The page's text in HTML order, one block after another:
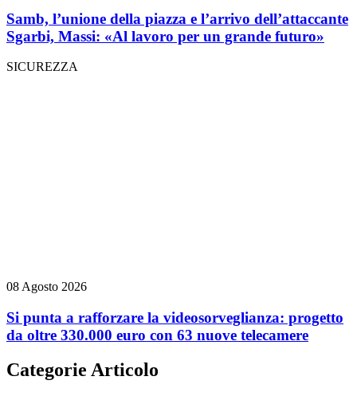
Samb, l’unione della piazza e l’arrivo dell’attaccante
Sgarbi, Massi: «Al lavoro per un grande futuro»
SICUREZZA
08 Agosto 2026
Si punta a rafforzare la videosorveglianza: progetto
da oltre 330.000 euro con 63 nuove telecamere
Categorie Articolo